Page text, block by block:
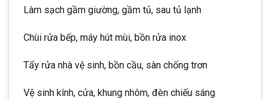
Làm sạch gầm giường, gầm tủ, sau tủ lạnh
Chùi rửa bếp, máy hút mùi, bồn rửa inox
Tẩy rửa nhà vệ sinh, bồn cầu, sàn chống trơn
Vệ sinh kính, cửa, khung nhôm, đèn chiếu sáng